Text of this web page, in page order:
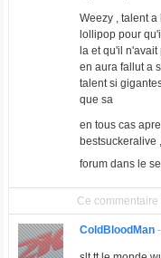
Weezy , talent
lollipop pour
la et qu'il
en aura fallut a
talent si
que sa
en tous cas
bestsuckeralive
forum dans le
Ce
ColdBloodMan-